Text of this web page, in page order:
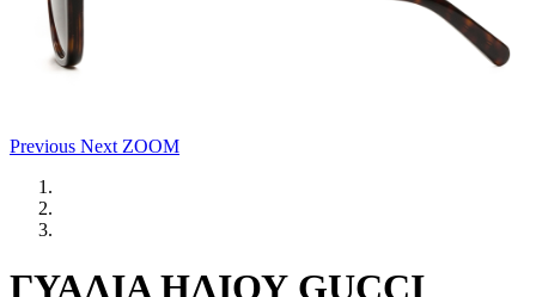
Previous Next ZOOM
ΓΥΑΛΙΑ ΗΛΙΟΥ GUCCI